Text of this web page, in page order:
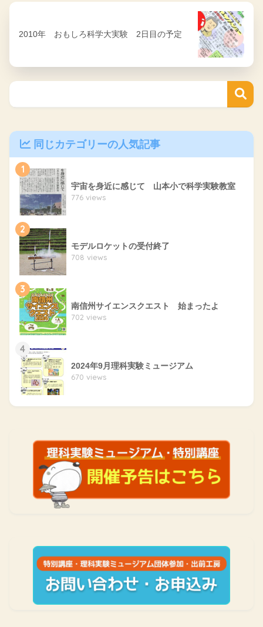
2010年 おもしろ科学大実験 2日目の予定
同じカテゴリーの人気記事
1
宇宙を身近に感じて 山本小で科学実験教室
776 views
2
モデルロケットの受付終了
708 views
3
南信州サイエンスクエスト 始まったよ
702 views
4
2024年9月理科実験ミュージアム
670 views